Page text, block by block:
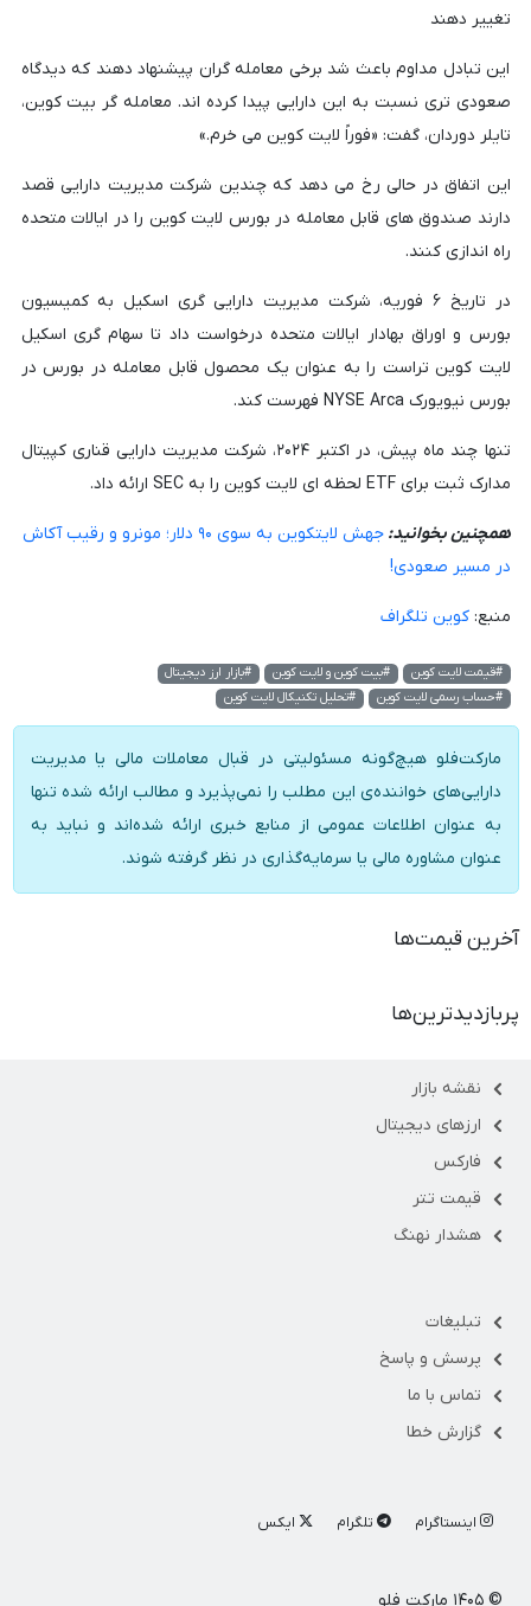
تغییر دهند
این تبادل مداوم باعث شد برخی معامله گران پیشنهاد دهند که دیدگاه
صعودی تری نسبت به این دارایی پیدا کرده اند. معامله گر بیت کوین،
تایلر دوردان، گفت: «فوراً لایت کوین می خرم.»
این اتفاق در حالی رخ می دهد که چندین شرکت مدیریت دارایی قصد
دارند صندوق های قابل معامله در بورس لایت کوین را در ایالات متحده
راه اندازی کنند.
در تاریخ ۶ فوریه، شرکت مدیریت دارایی گری اسکیل به کمیسیون
بورس و اوراق بهادار ایالات متحده درخواست داد تا سهام گری اسکیل
لایت کوین تراست را به عنوان یک محصول قابل معامله در بورس در
بورس نیویورک NYSE Arca فهرست کند.
تنها چند ماه پیش، در اکتبر ۲۰۲۴، شرکت مدیریت دارایی قناری کپیتال
مدارک ثبت برای ETF لحظه ای لایت کوین را به SEC ارائه داد.
همچنین بخوانید:
جهش لایتکوین به سوی ۹۰ دلار؛ مونرو و رقیب آکاش
در مسیر صعودی!
منبع:کوین تلگراف
#قیمت لایت کوین #بیت کوین و لایت کوین
#بازار ارز دیجیتال
#حساب رسمی لایت کوین
#تحلیل تکنیکال لایت کوین
مارکت‌فلو هیچ‌گونه مسئولیتی در قبال معاملات مالی یا مدیریت
دارایی‌های خواننده‌ی این مطلب را نمی‌پذیرد و مطالب ارائه شده تنها
به عنوان اطلاعات عمومی از منابع خبری ارائه شده‌اند و نباید به
عنوان مشاوره مالی یا سرمایه‌گذاری در نظر گرفته شوند.
آخرین قیمت‌ها
پربازدیدترین‌ها
نقشه بازار
ارزهای دیجیتال
فارکس
قیمت تتر
هشدار نهنگ
تبلیغات
پرسش و پاسخ
تماس با ما
گزارش خطا
اینستاگرام تلگرام ایکس
© ۱۴۰۵ مارکت فلو